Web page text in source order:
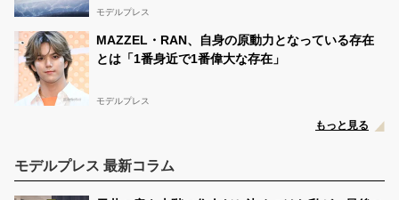
モデルプレス
MAZZEL・RAN、自身の原動力となっている存在
とは「1番身近で1番偉大な存在」
モデルプレス
もっと見る
モデルプレス 最新コラム